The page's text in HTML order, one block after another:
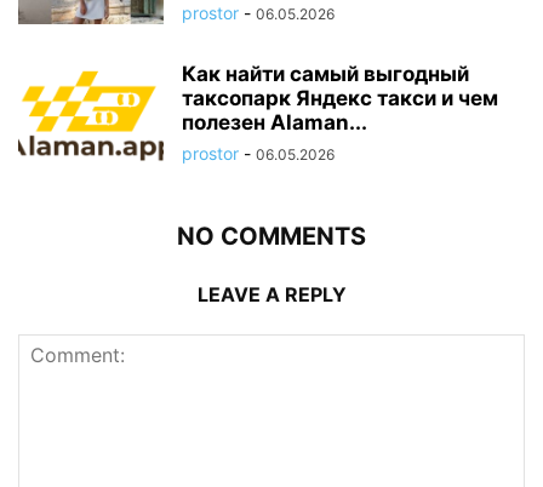
prostor - 06.05.2026
Как найти самый выгодный
таксопарк Яндекс такси и чем
полезен Alaman...
prostor - 06.05.2026
NO COMMENTS
LEAVE A REPLY